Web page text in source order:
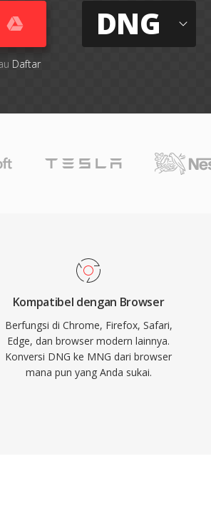
Daftar
DNG
Kompatibel dengan Browser
Berfungsi di Chrome, Firefox, Safari,
Edge, dan browser modern lainnya.
Konversi DNG ke MNG dari browser
mana pun yang Anda sukai.